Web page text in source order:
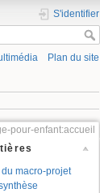
S'identifier
Plan du site
pour-enfant:accueil
macro-projet